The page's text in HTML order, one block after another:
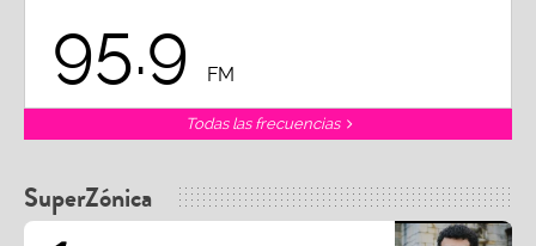
95.9 FM
Todas las frecuencias
SuperZónica